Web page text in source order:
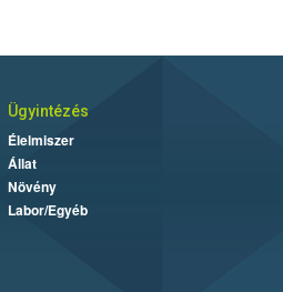
Ügyintézés
Élelmiszer
Állat
Növény
Labor/Egyéb